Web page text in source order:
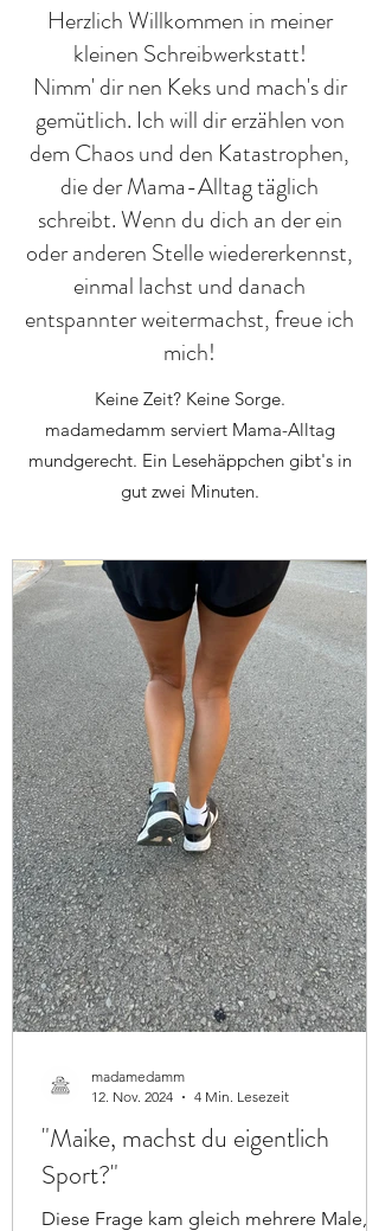
Herzlich Willkommen in meiner
kleinen Schreibwerkstatt!
Nimm' dir nen Keks und mach's dir
gemütlich. Ich will dir erzählen von
dem Chaos und den Katastrophen,
die der Mama-Alltag täglich
schreibt. Wenn du dich an der ein
oder anderen Stelle wiedererkennst,
einmal lachst und danach
entspannter weitermachst, freue ich
mich!
Keine Zeit? Keine Sorge.
madamedamm serviert Mama-Alltag
mundgerecht. Ein Lesehäppchen gibt's in
gut zwei Minuten.
"Maike, machst du eigentlich
Sport?"
Diese Frage kam gleich mehrere Male,
madamedamm
12. Nov. 2024
4 Min. Lesezeit